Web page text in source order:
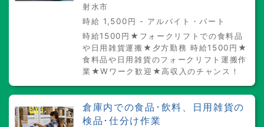
射水市
時給 1,500円 - アルバイト・パート
時給1500円★フォークリフトでの食料品
や日用雑貨運搬★夕方勤務 時給1500円★
食料品や日用雑貨のフォークリフト運搬作
業★Wワーク歓迎★高収入のチャンス！
倉庫内での食品･飲料、日用雑貨の
検品･仕分け作業